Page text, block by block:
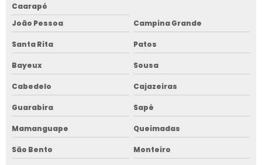
Caarapó
João Pessoa
Campina Grande
Santa Rita Patos
Bayeux Sousa
Cabedelo Cajazeiras
Guarabira Sapé
Mamanguape Queimadas
São Bento Monteiro